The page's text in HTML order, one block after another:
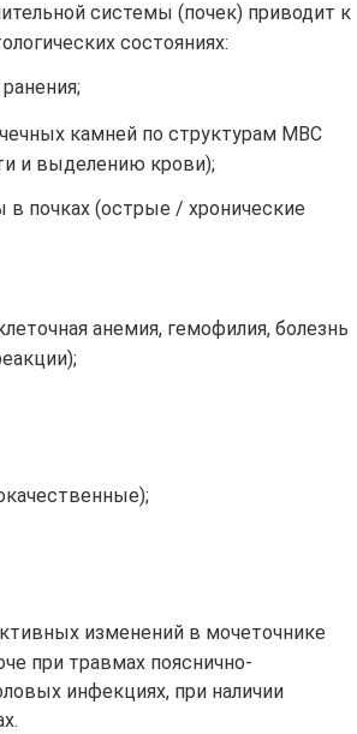
системы (почек) приводит к
состояниях:
камней по структурам МВС
и выделению крови);
почках (острые / хронические
анемия, гемофилия, болезнь
изменений в мочеточнике
при травмах пояснично-
инфекциях, при наличии